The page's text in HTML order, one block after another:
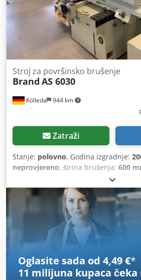
Kölleda 944 km
Stroj za površinsko brušenje
Brand AS 6030
Zatraži
Stanje: polovno, Godina izgradnje:
neprovjereno, širina brušenja: 600
Oglasite sada od 4,49 €*
11 milijuna kupaca čeka